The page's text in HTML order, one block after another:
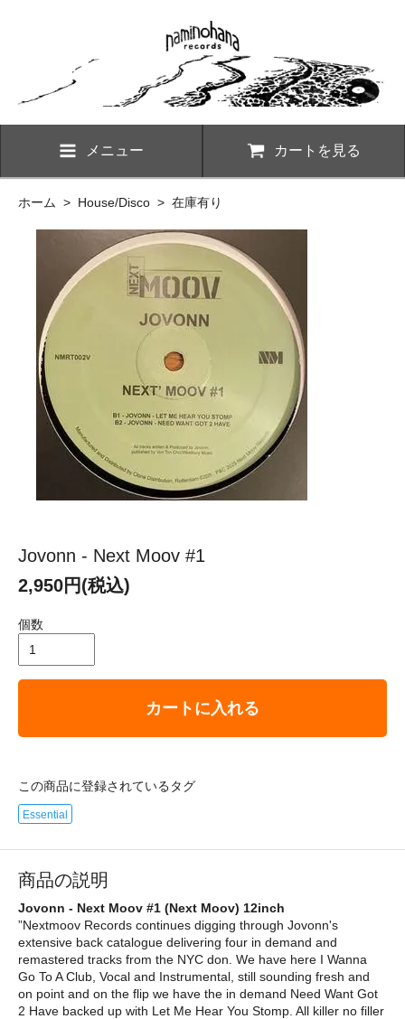
メニュー カートを見る
ホーム > House/Disco > 在庫有り
Jovonn - Next Moov #1
2,950円(税込)
個数
カートに入れる
この商品に登録されているタグ
Essential
商品の説明
Jovonn - Next Moov #1 (Next Moov) 12inch
”Nextmoov Records continues digging through Jovonn's
extensive back catalogue delivering four in demand and
remastered tracks from the NYC don. We have here I Wanna
Go To A Club, Vocal and Instrumental, still sounding fresh and
on point and on the flip we have the in demand Need Want Got
2 Have backed up with Let Me Hear You Stomp. All killer no filler